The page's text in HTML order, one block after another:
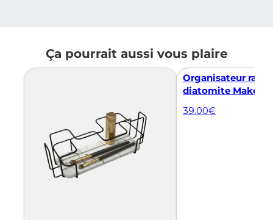
Ça pourrait aussi vous plaire
Organisateur
diatomite Makea
39.00€